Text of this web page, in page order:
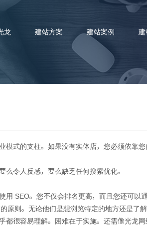
龙 建站方案 建站案例 建
搜索引擎优化如何
模式的支柱。如果没有实体店，您必须依靠
么令人反感，要么缺乏任何搜索优化。
用 SEO。您不仅会排名更高，而且您还可以
原则。无论他们是想浏览特定的地方还是了
很容易理解。困难在于实施。还需像光龙